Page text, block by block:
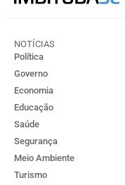
NOTÍCIAS
Política
Governo
Economia
Educação
Saúde
Segurança
Meio Ambiente
Turismo